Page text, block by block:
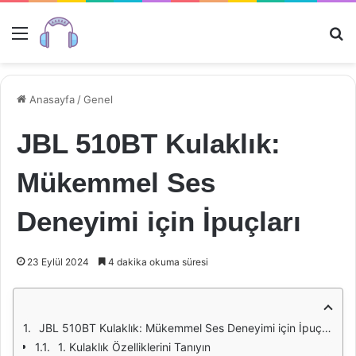
Menü
Anasayfa /Genel
JBL 510BT Kulaklık:
Mükemmel Ses
Deneyimi için İpuçları
23 Eylül 2024 4 dakika okuma süresi
JBL 510BT Kulaklık: Mükemmel Ses Deneyimi için İpuçları
1. Kulaklık Özelliklerini Tanıyın